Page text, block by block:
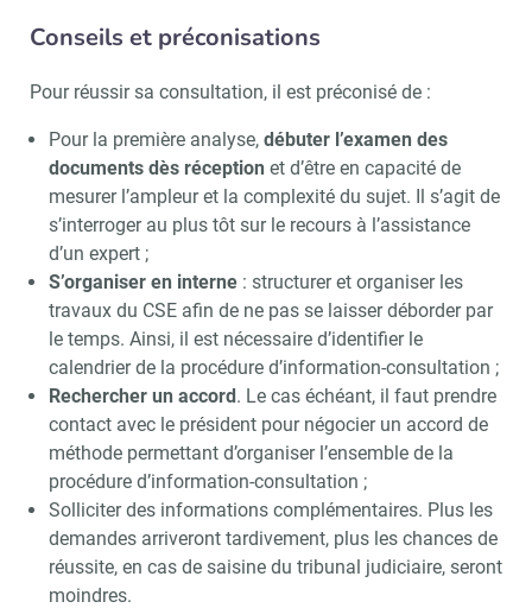
Conseils et préconisations
Pour réussir sa consultation, il est préconisé de :
Pour la première analyse, débuter l’examen des
documents dès réception et d’être en capacité de
mesurer l’ampleur et la complexité du sujet. Il s’agit de
s’interroger au plus tôt sur le recours à l’assistance
d’un expert ;
S’organiser en interne: structurer et organiser les
travaux du CSE afin de ne pas se laisser déborder par
le temps. Ainsi, il est nécessaire d’identifier le
calendrier de la procédure d’information-consultation ;
Rechercher un accord. Le cas échéant, il faut prendre
contact avec le président pour négocier un accord de
méthode permettant d’organiser l’ensemble de la
procédure d’information-consultation ;
Solliciter des informations complémentaires. Plus les
demandes arriveront tardivement, plus les chances de
réussite, en cas de saisine du tribunal judiciaire, seront
moindres.
Recevoir CSE Matin
Valider
Non merci, je reçois déjà
!
Je déciderai plus